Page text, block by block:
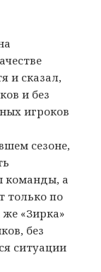
и сказал,
и без
игроков
сезоне,
команды, а
только по
же «Зирка»
без
ситуации